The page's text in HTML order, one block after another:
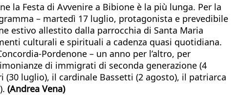
la Festa di Avvenire a Bibione è la più lunga. Per la
– martedì 17 luglio, protagonista e prevedibile
estivo allestito dalla parrocchia di Santa Maria
culturali e spirituali a cadenza quasi quotidiana.
Pordenone – un anno per l’altro, per
di immigrati di seconda generazione (4
luglio), il cardinale Bassetti (2 agosto), il patriarca
(Andrea Vena)